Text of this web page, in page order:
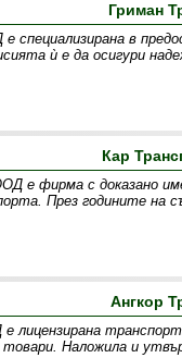
Гриман
специализирана в
ѝ е да осигури
Кар
е фирма с доказано
През годините на
Ангкор
лицензирана
товари. Наложила и